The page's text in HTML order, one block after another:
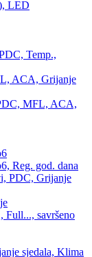
LED
Temp.,
ACA, Grijanje
MFL, ACA,
Reg. god. dana
PDC, Grijanje
savršeno
sjedala, Klima